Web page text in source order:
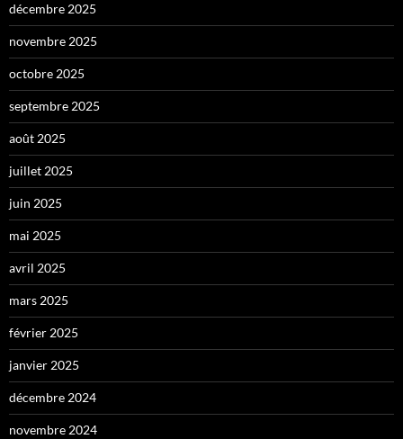
décembre 2025
novembre 2025
octobre 2025
septembre 2025
août 2025
juillet 2025
juin 2025
mai 2025
avril 2025
mars 2025
février 2025
janvier 2025
décembre 2024
novembre 2024